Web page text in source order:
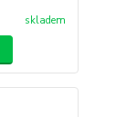
skladem